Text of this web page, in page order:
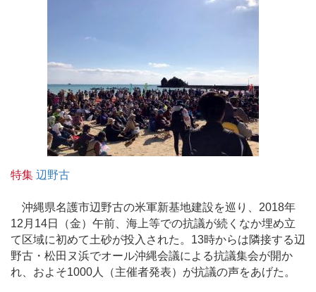
特集 辺野古
沖縄県名護市辺野古の米軍新基地建設を巡り、2018年
12月14日（金）午前、海上等での抗議が続くなか埋め立
て区域に初めて土砂が投入された。13時からは隣接する辺
野古・松田ヌ浜でオール沖縄会議による抗議集会が開か
れ、およそ1000人（主催者発表）が抗議の声をあげた。